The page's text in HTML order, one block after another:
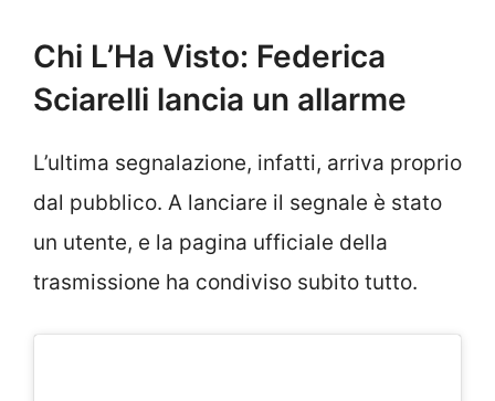
Chi L’Ha Visto: Federica
Sciarelli lancia un allarme
L’ultima segnalazione, infatti, arriva proprio
dal pubblico. A lanciare il segnale è stato
un utente, e la pagina ufficiale della
trasmissione ha condiviso subito tutto.